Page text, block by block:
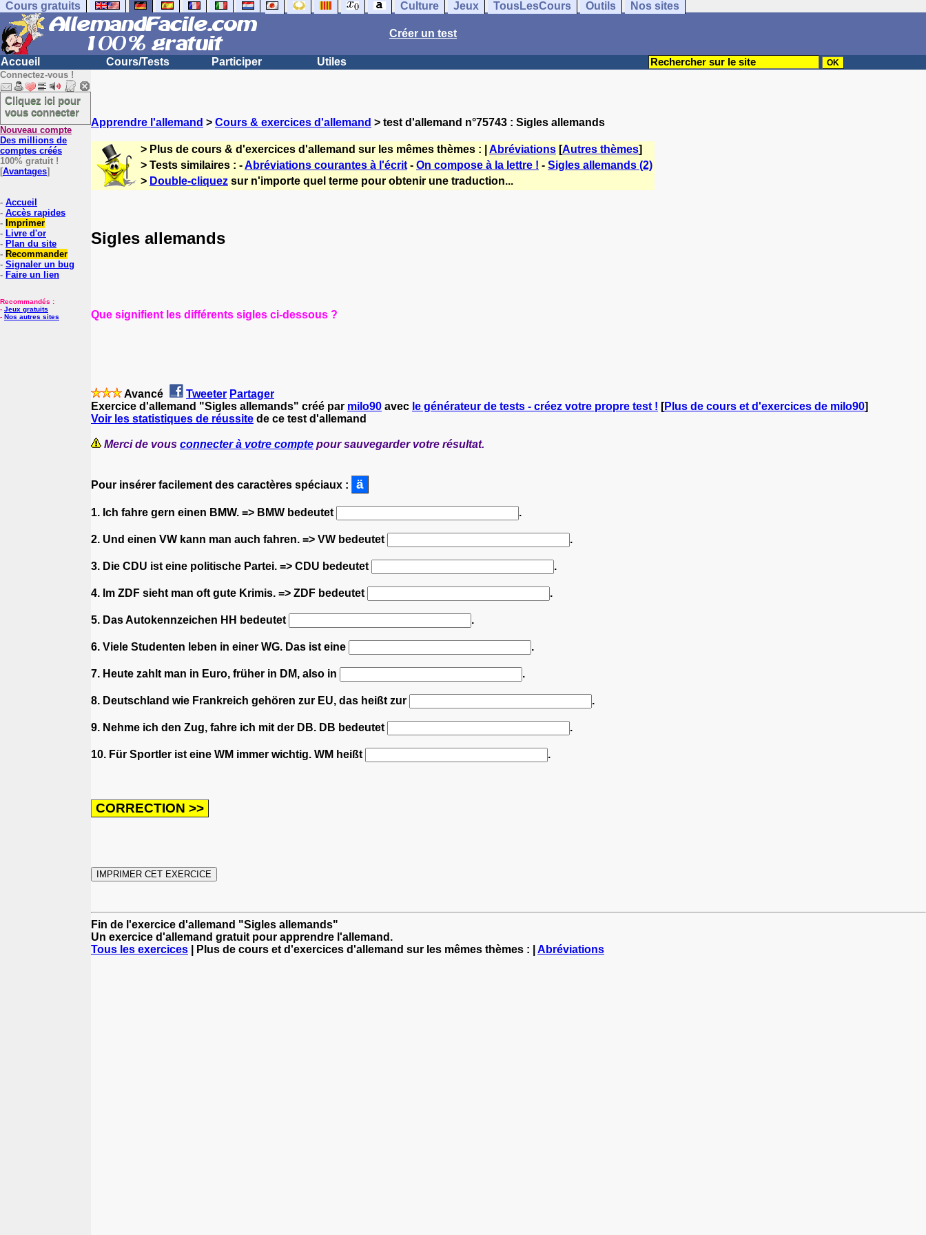
Cours gratuits Culture Jeux TousLesCours Outils Nos sites
Créer un test
Accueil Cours/Tests Participer Utiles
Connectez-vous !
Cliquez ici pour
vous connecter
Nouveau compte
Des millions de
comptes créés
100% gratuit !
[Avantages]
- Accueil
- Accès rapides
- Imprimer
- Livre d'or
- Plan du site
- Recommander
- Signaler un bug
- Faire un lien
Recommandés :
- Jeux gratuits
- Nos autres sites
Apprendre l'allemand > Cours & exercices d'allemand > test d'allemand n°75743 : Sigles allemands
> Plus de cours & d'exercices d'allemand sur les mêmes thèmes : | Abréviations [Autres thèmes]
> Tests similaires : -Abréviations courantes à l'écrit - On compose à la lettre ! - Sigles allemands (2)
> Double-cliquez sur n'importe quel terme pour obtenir une traduction...
Sigles allemands
Que signifient les différents sigles ci-dessous ?
Avancé Tweeter Partager
Exercice d'allemand "Sigles allemands" créé par milo90 avec le générateur de tests - créez votre propre test ! [Plus de cours et d'exercices de milo90]
Voir les statistiques de réussite de ce test d'allemand
Merci de vous connecter à votre compte pour sauvegarder votre résultat.
Pour insérer facilement des caractères spéciaux :
1. Ich fahre gern einen BMW. => BMW bedeutet .
2. Und einen VW kann man auch fahren. => VW bedeutet .
3. Die CDU ist eine politische Partei. => CDU bedeutet .
4. Im ZDF sieht man oft gute Krimis. => ZDF bedeutet .
5. Das Autokennzeichen HH bedeutet .
6. Viele Studenten leben in einer WG. Das ist eine .
7. Heute zahlt man in Euro, früher in DM, also in .
8. Deutschland wie Frankreich gehören zur EU, das heißt zur .
9. Nehme ich den Zug, fahre ich mit der DB. DB bedeutet .
10. Für Sportler ist eine WM immer wichtig. WM heißt .
Fin de l'exercice d'allemand "Sigles allemands"
Un exercice d'allemand gratuit pour apprendre l'allemand.
Tous les exercices | Plus de cours et d'exercices d'allemand sur les mêmes thèmes : | Abréviations